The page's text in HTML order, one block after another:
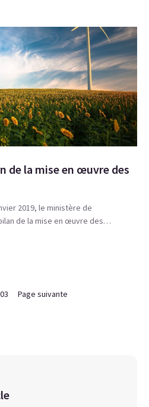
de la mise en œuvre des
2019, le ministère de
de la mise en œuvre des…
03 Page suivante